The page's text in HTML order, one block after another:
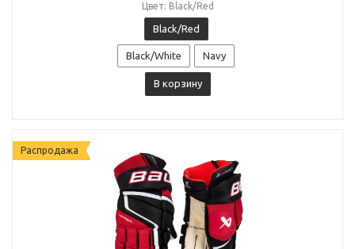
Цвет: Black/Red
Black/Red
Black/White Navy
В корзину
Распродажа